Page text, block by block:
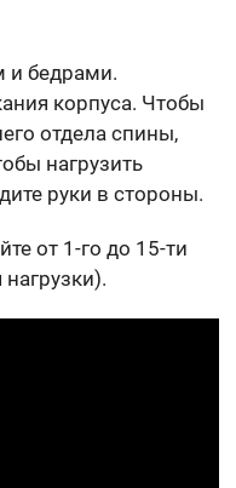
и бедрами.
корпуса. Чтобы
отдела спины,
нагрузить
руки в стороны.
от 1-го до 15-ти